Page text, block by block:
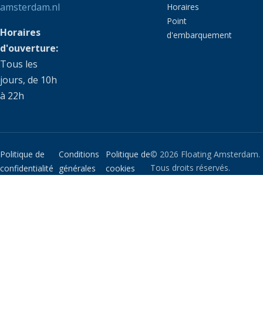
amsterdam.nl
Horaires
d'ouverture:
Tous les
jours, de 10h
à 22h
Horaires
Point
d'embarquement
Politique de
confidentialité
Conditions
générales
Politique de
cookies
© 2026 Floating Amsterdam.
Tous droits réservés.